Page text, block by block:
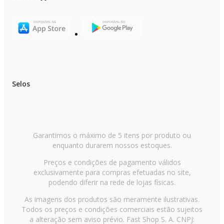
Selos
Garantimos o máximo de 5 itens por produto ou
enquanto durarem nossos estoques.
Preços e condições de pagamento válidos
exclusivamente para compras efetuadas no site,
podendo diferir na rede de lojas físicas.
As imagens dos produtos são meramente ilustrativas.
Todos os preços e condições comerciais estão sujeitos
a alteração sem aviso prévio. Fast Shop S. A. CNPJ: